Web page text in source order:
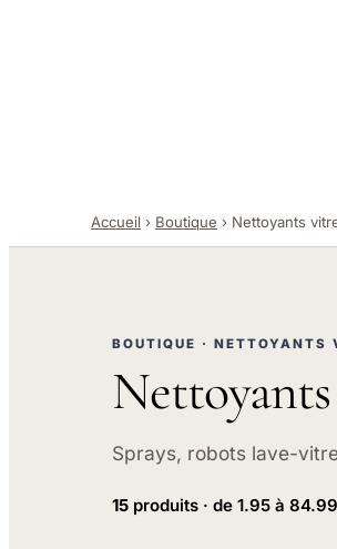
Accueil › Boutique › Nettoyants
BOUTIQUE · NETTOYANTS
Sprays, robots lave-
15 produits · de 1.95 à